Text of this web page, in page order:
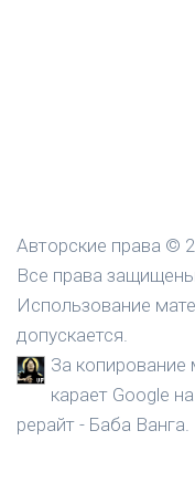
Авторские права ©
Все права
Использование
допускается.
За копирование
карает Google
рерайт - Баба Ванга.